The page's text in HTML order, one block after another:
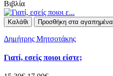
Βιβλία
Καλάθι Προσθήκη στα αγαπημένα
Δημήτρης Μητσοτάκης
Γιατί, εσείς ποιοι είστε;